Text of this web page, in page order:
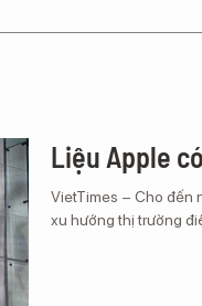
Liệu Apple
VietTimes – Cho đến
xu hướng thị trường